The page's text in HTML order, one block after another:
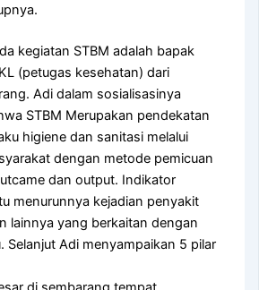
kegiatan STBM adalah bapak
(petugas kesehatan) dari
Adi dalam sosialisasinya
STBM Merupakan pendekatan
higiene dan sanitasi melalui
dengan metode pemicuan
dan output. Indikator
menurunnya kejadian penyakit
lainnya yang berkaitan dengan
Selanjut Adi menyampaikan 5 pilar